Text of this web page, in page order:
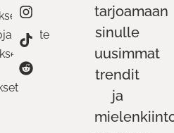
tarjoamaan
sinulle
uusimmat
trendit
ja